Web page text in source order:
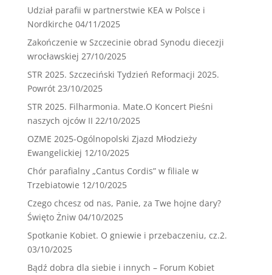
Udział parafii w partnerstwie KEA w Polsce i
Nordkirche 04/11/2025
Zakończenie w Szczecinie obrad Synodu diecezji
wrocławskiej 27/10/2025
STR 2025. Szczeciński Tydzień Reformacji 2025.
Powrót 23/10/2025
STR 2025. Filharmonia. Mate.O Koncert Pieśni
naszych ojców II 22/10/2025
OZME 2025-Ogólnopolski Zjazd Młodzieży
Ewangelickiej 12/10/2025
Chór parafialny „Cantus Cordis” w filiale w
Trzebiatowie 12/10/2025
Czego chcesz od nas, Panie, za Twe hojne dary?
Święto Żniw 04/10/2025
Spotkanie Kobiet. O gniewie i przebaczeniu, cz.2.
03/10/2025
Bądź dobra dla siebie i innych – Forum Kobiet